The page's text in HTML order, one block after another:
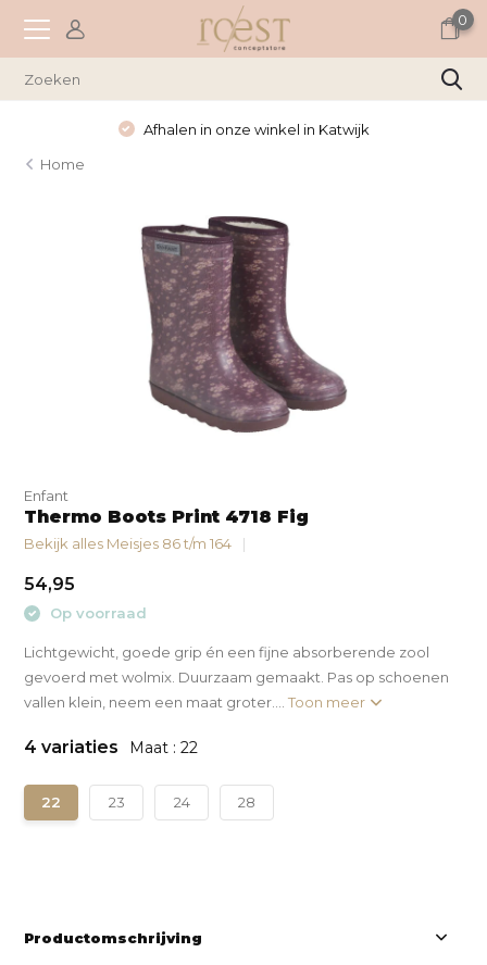
0
Afhalen in onze winkel in Katwijk
Home
Enfant
Thermo Boots Print 4718 Fig
Bekijk alles Meisjes 86 t/m 164
54,95
Op voorraad
Lichtgewicht, goede grip én een fijne absorberende zool
gevoerd met wolmix. Duurzaam gemaakt. Pas op schoenen
vallen klein, neem een maat groter....Toon meer
4 variaties Maat : 22
22 23 24 28
Productomschrijving